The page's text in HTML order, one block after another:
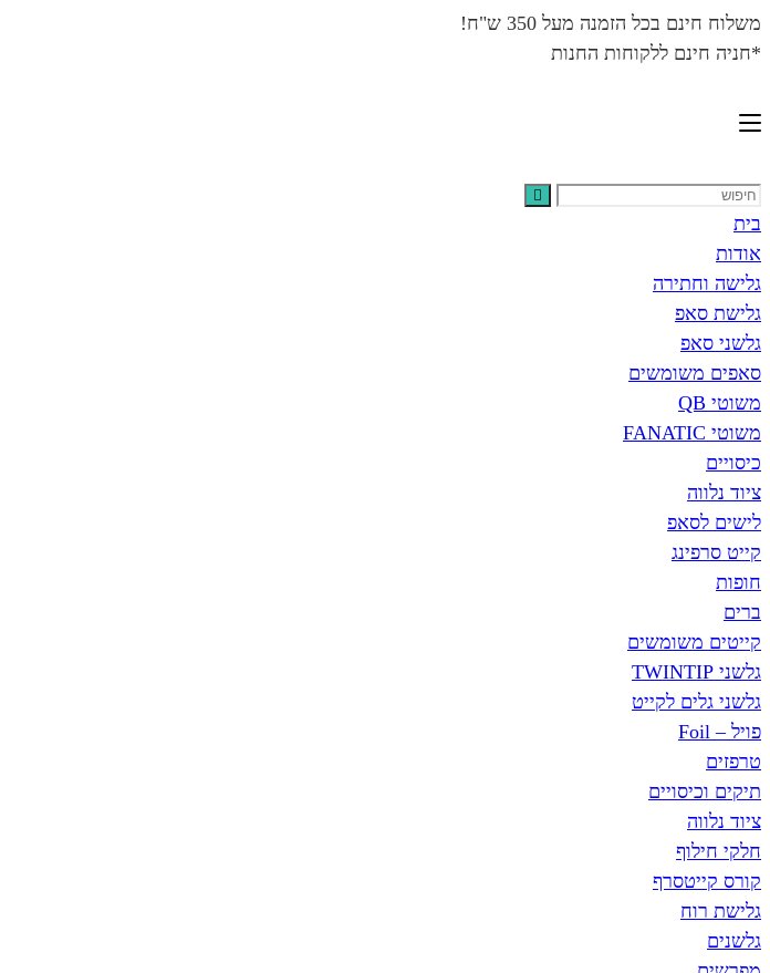
משלוח חינם בכל הזמנה מעל 350 ש"ח!
*חניה חינם ללקוחות החנות
בית
אודות
גלישה וחתירה
גלישת סאפ
גלשני סאפ
סאפים משומשים
משוטי QB
משוטי FANATIC
כיסויים
ציוד נלווה
לישים לסאפ
קייט סרפינג
חופות
ברים
קייטים משומשים
גלשני TWINTIP
גלשני גלים לקייט
פויל – Foil
טרפזים
תיקים וכיסויים
ציוד נלווה
חלקי חילוף
קורס קייטסרף
גלישת רוח
גלשנים